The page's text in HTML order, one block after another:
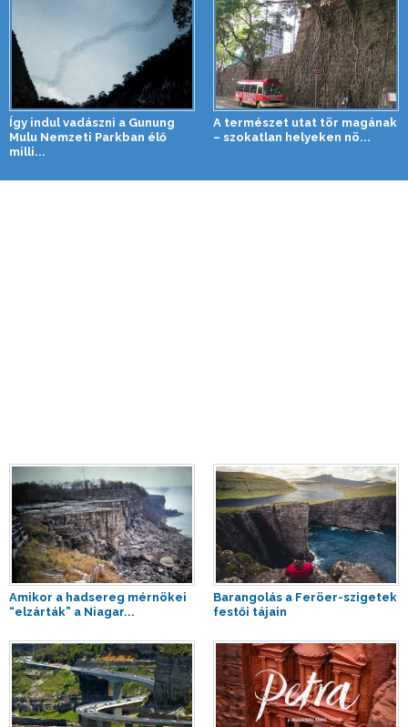
Így indul vadászni a Gunung
Mulu Nemzeti Parkban élő
milli...
A természet utat tör magának
– szokatlan helyeken nö...
Amikor a hadsereg mérnökei
“elzárták” a Niagar...
Barangolás a Feröer-szigetek
festői tájain